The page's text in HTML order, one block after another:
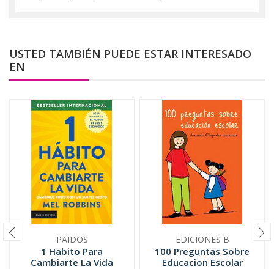
USTED TAMBIÉN PUEDE ESTAR INTERESADO
EN
PAIDOS
1 Habito Para
Cambiarte La Vida
EDICIONES B
100 Preguntas Sobre
Educacion Escolar